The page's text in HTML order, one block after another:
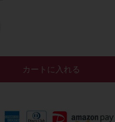
カートに入れる